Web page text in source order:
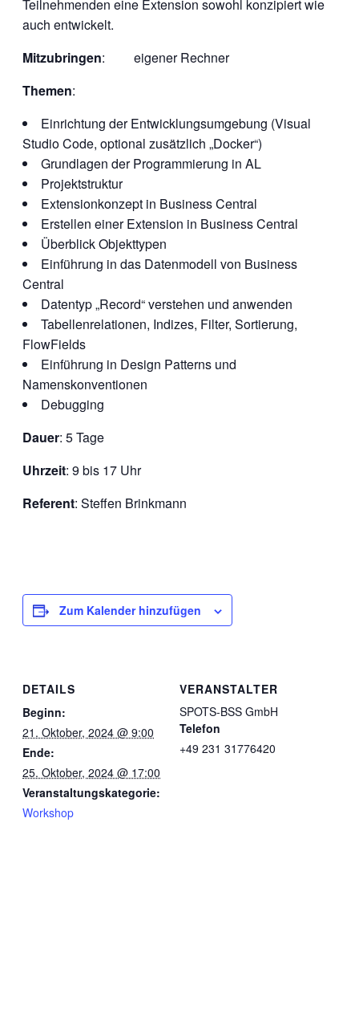
Teilnehmenden eine Extension sowohl konzipiert wie
auch entwickelt.
Mitzubringen: eigener Rechner
Themen:
Einrichtung der Entwicklungsumgebung (Visual
Studio Code, optional zusätzlich „Docker“)
Grundlagen der Programmierung in AL
Projektstruktur
Extensionkonzept in Business Central
Erstellen einer Extension in Business Central
Überblick Objekttypen
Einführung in das Datenmodell von Business
Central
Datentyp „Record“ verstehen und anwenden
Tabellenrelationen, Indizes, Filter, Sortierung,
FlowFields
Einführung in Design Patterns und
Namenskonventionen
Debugging
Dauer: 5 Tage
Uhrzeit: 9 bis 17 Uhr
Referent: Steffen Brinkmann
Zum Kalender hinzufügen
DETAILS
Beginn:
21. Oktober, 2024 @ 9:00
Ende:
25. Oktober, 2024 @ 17:00
Veranstaltungskategorie:
Workshop
VERANSTALTER
SPOTS-BSS GmbH
Telefon
+49 231 31776420